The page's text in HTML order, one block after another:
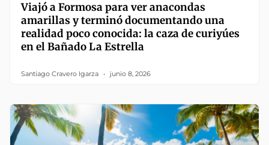
Viajó a Formosa para ver anacondas
amarillas y terminó documentando una
realidad poco conocida: la caza de curiyúes
en el Bañado La Estrella
Santiago Cravero Igarza junio 8, 2026